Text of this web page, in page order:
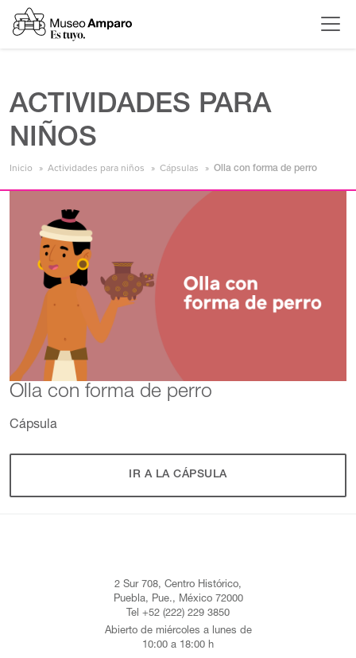
ACTIVIDADES PARA
NIÑOS
Inicio Actividades para niños Cápsulas Olla con forma de perro
Olla con forma de perro
Cápsula
IR A LA CÁPSULA
2 Sur 708, Centro Histórico,
Puebla, Pue., México 72000
Tel +52 (222) 229 3850
Abierto de miércoles a lunes de
10:00 a 18:00 h